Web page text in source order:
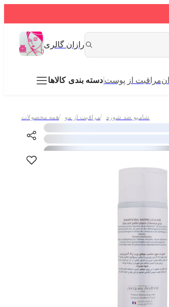
رازان گالری
دسته بندی کالاها مراقبت از پوست
همه محصولات/ مراقبت از مو/ شامپو ضد شوره